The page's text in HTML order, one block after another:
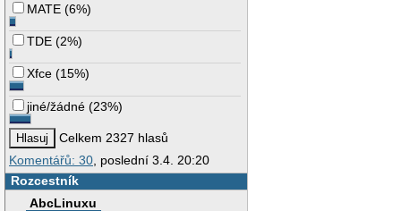
MATE (6%)
TDE (2%)
Xfce (15%)
jiné/žádné (23%)
Celkem 2327 hlasů
Komentářů: 30, poslední 3.4. 20:20
Rozcestník
AbcLinuxu